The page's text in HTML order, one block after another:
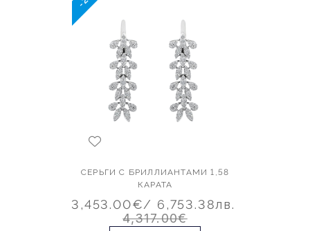
СЕРЬГИ С БРИЛЛИАНТАМИ 1,58
КАРАТА
3,453.00€/ 6,753.38лв.
4,317.00€